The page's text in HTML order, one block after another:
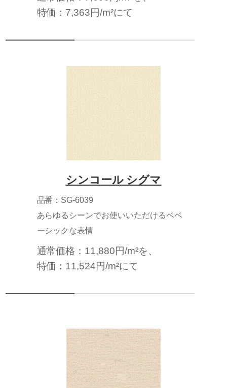
特価：7,363円/m²にて
シンコール シグマ
品番：SG-6039
あらゆるシーンでお使いいただけるベベ
ーシックな表情
通常価格：11,880円/m²を、
特価：11,524円/m²にて